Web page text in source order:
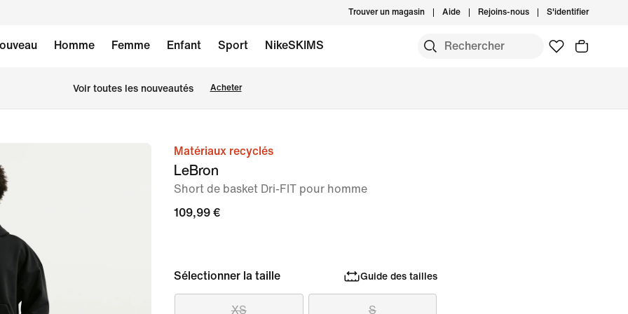
Trouver un magasin Aide Rejoins-nous S'identifier
Homme Femme Enfant Sport NikeSKIMS
Voir toutes les nouveautés Acheter
image 1Matériaux recyclés
LeBron
Short de basket Dri-FIT pour homme
109,99 €
Sélectionner la taille Guide des tailles
XS S